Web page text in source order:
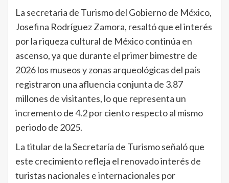
La secretaria de Turismo del Gobierno de México,
Josefina Rodríguez Zamora, resaltó que el interés
por la riqueza cultural de México continúa en
ascenso, ya que durante el primer bimestre de
2026 los museos y zonas arqueológicas del país
registraron una afluencia conjunta de 3.87
millones de visitantes, lo que representa un
incremento de 4.2 por ciento respecto al mismo
periodo de 2025.
La titular de la Secretaría de Turismo señaló que
este crecimiento refleja el renovado interés de
turistas nacionales e internacionales por